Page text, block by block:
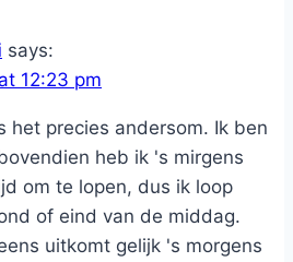
says:
12:23 pm
het precies andersom. Ik ben
heb ik 's mirgens
om te lopen, dus ik loop
of eind van de middag.
uitkomt gelijk 's morgens